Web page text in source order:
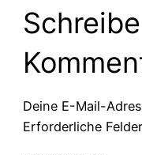
Deine E-Mail-
Erforderliche